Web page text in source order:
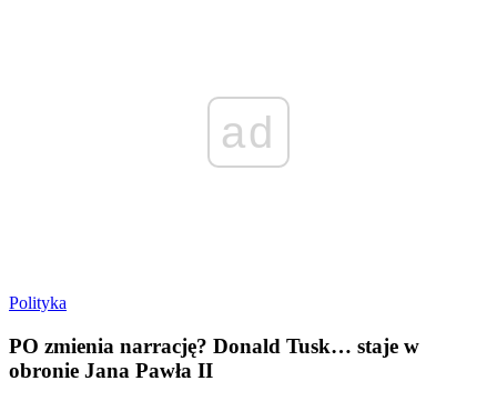
ad
Polityka
PO zmienia narrację? Donald Tusk… staje w
obronie Jana Pawła II